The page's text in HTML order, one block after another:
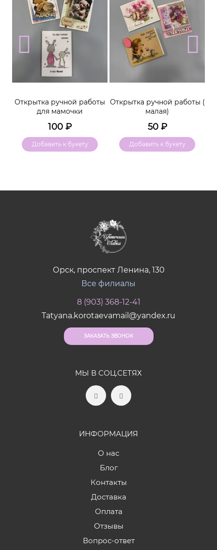
Открытка ручной работы
для мамочки
100 ₽
Добавить к букету
Открытка ручной работы (
малая)
50₽
Добавить к букету
Орск, проспект Ленина, 130
Все филиалы
8 (903) 368-12-41
Tatyana.korotaevamail@yandex.ru
ЗАКАЗАТЬ ЗВОНОК
МЫ В СОЦ.СЕТЯХ
ИНФОРМАЦИЯ
О нас
Блог
Контакты
Доставка
Оплата
Отзывы
Вопрос-ответ